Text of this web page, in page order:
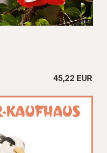
45,22 EUR